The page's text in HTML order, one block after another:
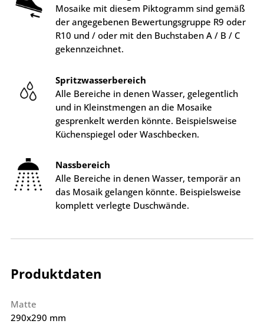
Mosaike mit diesem Piktogramm sind gemäß
der angegebenen Bewertungsgruppe R9 oder
R10 und / oder mit den Buchstaben A / B / C
gekennzeichnet.
Spritzwasserbereich
Alle Bereiche in denen Wasser, gelegentlich
und in Kleinstmengen an die Mosaike
gesprenkelt werden könnte. Beispielsweise
Küchenspiegel oder Waschbecken.
Nassbereich
Alle Bereiche in denen Wasser, temporär an
das Mosaik gelangen könnte. Beispielsweise
komplett verlegte Duschwände.
Produktdaten
Matte
290x290 mm